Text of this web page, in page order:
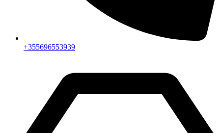
+355696553939